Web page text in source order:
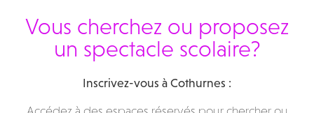
Vous cherchez ou proposez
un spectacle scolaire?
Inscrivez-vous à Cothurnes :